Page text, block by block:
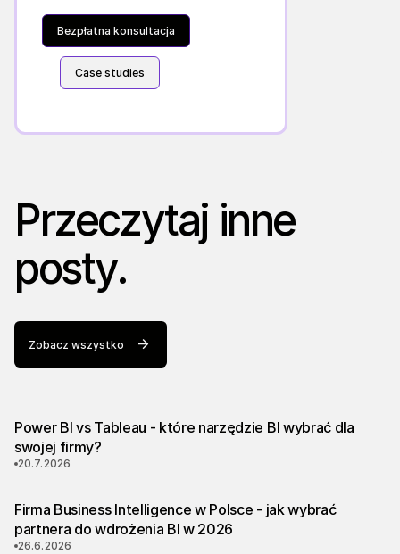
Bezpłatna konsultacja
Case studies
Przeczytaj inne
posty.
Zobacz wszystko
Power BI vs Tableau - które narzędzie BI wybrać dla
swojej firmy?
20.7.2026
Firma Business Intelligence w Polsce - jak wybrać
partnera do wdrożenia BI w 2026
26.6.2026